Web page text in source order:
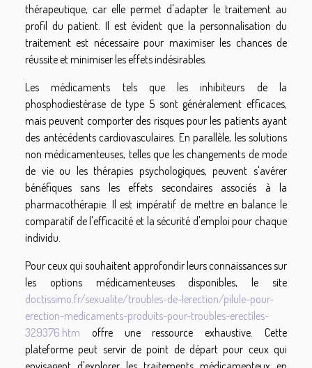
thérapeutique, car elle permet d'adapter le traitement au
profil du patient. Il est évident que la personnalisation du
traitement est nécessaire pour maximiser les chances de
réussite et minimiser les effets indésirables.
Les médicaments tels que les inhibiteurs de la
phosphodiestérase de type 5 sont généralement efficaces,
mais peuvent comporter des risques pour les patients ayant
des antécédents cardiovasculaires. En parallèle, les solutions
non médicamenteuses, telles que les changements de mode
de vie ou les thérapies psychologiques, peuvent s'avérer
bénéfiques sans les effets secondaires associés à la
pharmacothérapie. Il est impératif de mettre en balance le
comparatif de l'efficacité et la sécurité d'emploi pour chaque
individu.
Pour ceux qui souhaitent approfondir leurs connaissances sur
les options médicamenteuses disponibles, le site
doctissimo.fr/sexualite/troubles-de-lerection/pilule-pour-
erection-medicaments-produits-pour-troubles-erectiles-
329376.htm offre une ressource exhaustive. Cette
plateforme peut servir de point de départ pour ceux qui